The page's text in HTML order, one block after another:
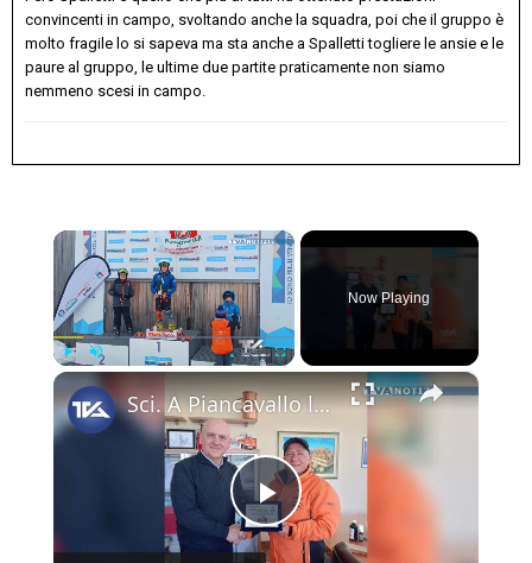
convincenti in campo, svoltando anche la squadra, poi che il gruppo è
molto fragile lo si sapeva ma sta anche a Spalletti togliere le ansie e le
paure al gruppo, le ultime due partite praticamente non siamo
nemmeno scesi in campo.
×
Now Playing
×
Play
Sci. A Piancavallo le gare di "Coppa Sicilia 2026", "Coppa Adrano” e “Memorial Pippo Maccarrone". O